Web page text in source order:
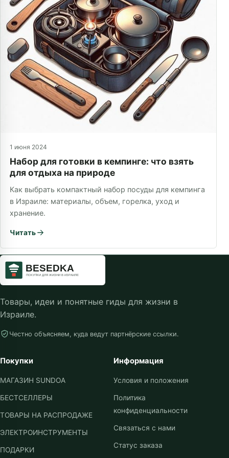
1 июня 2024
Набор для готовки в кемпинге: что взять
для отдыха на природе
Как выбрать компактный набор посуды для кемпинга
в Израиле: материалы, объем, горелка, уход и
хранение.
Читать
Товары, идеи и понятные гиды для жизни в
Израиле.
Честно объясняем, куда ведут партнёрские ссылки.
Покупки
МАГАЗИН SUNDOA
БЕСТСЕЛЛЕРЫ
ТОВАРЫ НА РАСПРОДАЖЕ
ЭЛЕКТРОИНСТРУМЕНТЫ
ПОДАРКИ
Информация
Условия и положения
Политика
конфиденциальности
Связаться с нами
Статус заказа